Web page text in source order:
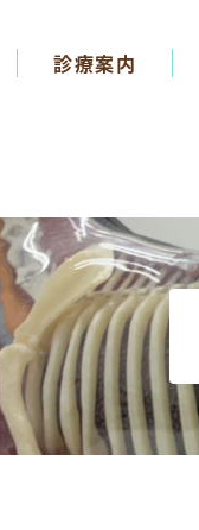
診療案内